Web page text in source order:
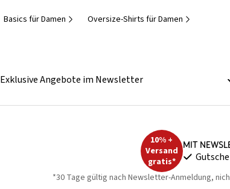
Basics für Damen Oversize-Shirts für Damen
Exklusive Angebote im Newsletter
10% +
Versand
gratis*
Mit
*30 Tage gültig nach Newsletter-Anmeldung,